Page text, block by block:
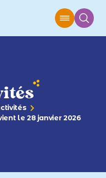
le 28 janvier 2026